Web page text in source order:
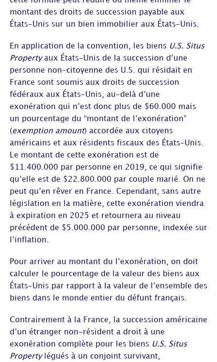
montant des droits de succession payable aux
États-Unis sur un bien immobilier aux États-Unis.
En application de la convention, les biens U.S. Situs
Propertyaux États-Unis de la succession d’une
personne non-citoyenne des U.S. qui résidait en
France sont soumis aux droits de succession
fédéraux aux États-Unis, au-delà d’une
exonération qui n’est donc plus de $60.000 mais
un pourcentage du “montant de l’exonération”
(exemption amount) accordée aux citoyens
américains et aux résidents fiscaux des États-Unis.
Le montant de cette exonération est de
$11.400.000 par personne en 2019, ce qui signifie
qu’elle est de $22.800.000 par couple marié. On ne
peut qu’en rêver en France. Cependant, sans autre
législation en la matière, cette exonération viendra
à expiration en 2025 et retournera au niveau
précédent de $5.000.000 par personne, indexée sur
l’inflation.
Pour arriver au montant du l’exonération, on doit
calculer le pourcentage de la valeur des biens aux
États-Unis par rapport à la valeur de l’ensemble des
biens dans le monde entier du défunt français.
Contrairement à la France, la succession américaine
d’un étranger non-résident a droit à une
exonération complète pour les biens U.S. Situs
Property légués à un conjoint survivant,